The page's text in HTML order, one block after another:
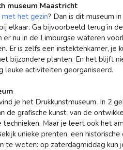
museum Maastricht
het gezin? Dan is dit museum
elkaar. Ga bijvoorbeeld terug in
er nu in de Limburgse wateren
Er is zelfs een instektenkamer, je
bijzondere planten. En het blijft
leuke activiteiten georganiseerd.
je het Drukkunstmuseum. In 2
de grafische kunst; van de
technieken. Maar je leert ook het
unieke prenten, een
te weten: op zaterdagmiddag kun